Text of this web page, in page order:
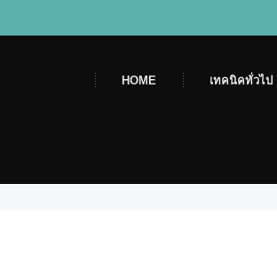
HOME เทคนิคทั่วไป